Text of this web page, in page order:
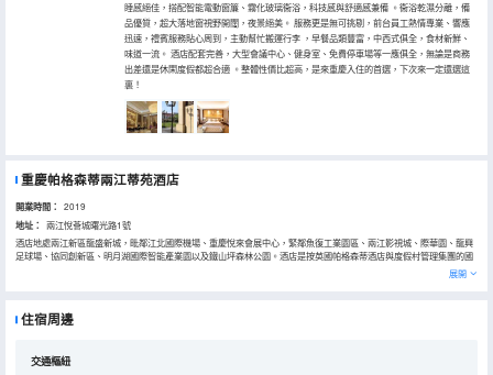
睡感絕佳，搭配智能電動窗簾、霧化玻璃衞浴，科技感與舒適感兼備 。衞浴乾濕分離，備
品優質，超大落地窗視野開闊，夜景絕美。 服務更是無可挑剔，前台員工熱情專業、響應
迅速，禮賓服務貼心周到，主動幫忙搬運行李 ，早餐品類豐富，中西式俱全，食材新鮮、
味道一流。 酒店配套完善，大型會議中心、健身室、免費停車場等一應俱全，無論是商務
出差還是休閑度假都超合適 。整體性價比超高，是來重慶入住的首選，下次來一定還選這
裏！
重慶帕格森蒂兩江蒂苑酒店
開業時間： 2019
地址：
兩江悅薈城曙光路1號
酒店地處兩江新區龍盛新城，毗鄰江北國際機場、重慶悅來會展中心，緊鄰魚復工業園區、兩江影視城、際華園、龍興
足球場、協同創新區、明月湖國際智能產業園以及鐵山坪森林公園。酒店是按英國帕格森蒂酒店與度假村管理集團的國
際管理標準運營。酒店秉承帕格森蒂酒店與度假村管理集團的“Home away from home”服務理念，以其新穎的設計，
智能化的設施，卓越的會議服務，薈萃各地的美味佳餚，齊全的配套設施，成為您商務下榻、休閒娛樂、會議培訓、婚
展開
住宿周邊
交通樞紐